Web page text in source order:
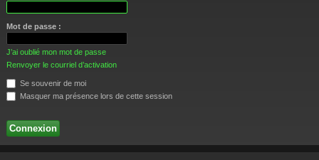
Mot de passe :
J’ai oublié mon mot de passe
Renvoyer le courriel d’activation
Se souvenir de moi
Masquer ma présence lors de cette session